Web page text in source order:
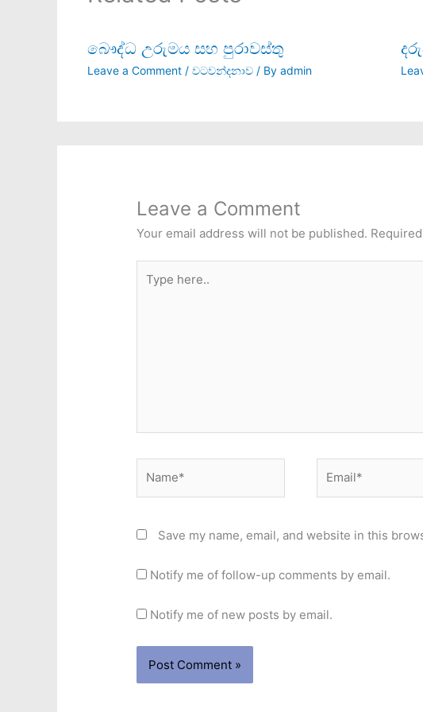
බෞද්ධ උරුමය සහ පුරාවස්තු
Leave a Comment / වටවන්දනාව/ By admin
Leave a Comment
Your email address will not be published.
here..
Save my name, email, and website in this
Notify me of follow-up comments by email.
Notify me of new posts by email.